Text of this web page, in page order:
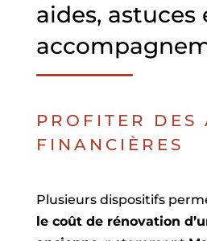
aides, astuces
PROFITER DES
FINANCIÈRES
Plusieurs dispositifs
le coût de rénovation